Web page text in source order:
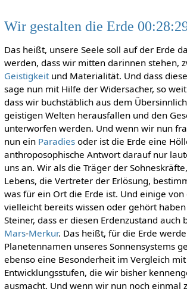
Wir gestalten die Erde
Das heißt, unsere Seele soll auf der Erde
werden, dass wir mitten darinnen stehen,
Geistigkeitund Materialität. Und dass
sage nun mit Hilfe der Widersacher, so
dass wir buchstäblich aus dem
geistigen Welten herausfallen und den
unterworfen werden. Und wenn wir nun
nun ein Paradiesoder ist die Erde eine
anthroposophische Antwort darauf nur
uns an. Wir als die Träger der
Lebens, die Vertreter der Erlösung,
was für ein Ort die Erde ist. Und einige
vielleicht bereits wissen oder gehört
Steiner, dass er diesen Erdenzustand auch
Mars-Merkur. Das heißt, für die Erde
Planetennamen unseres Sonnensystems
ebenso eine Besonderheit im Vergleich
Entwicklungsstufen, die wir bisher
ausmacht. Und wenn wir nun noch einmal